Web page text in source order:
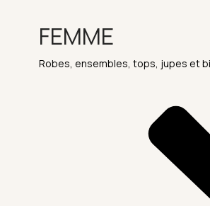
FEMME
Robes, ensembles, tops, jupes et